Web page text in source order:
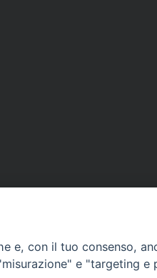
e, con il tuo consenso,
e "targeting